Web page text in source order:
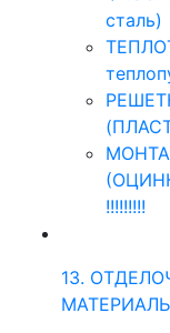
сталь)
!!!!!!!!!
13.